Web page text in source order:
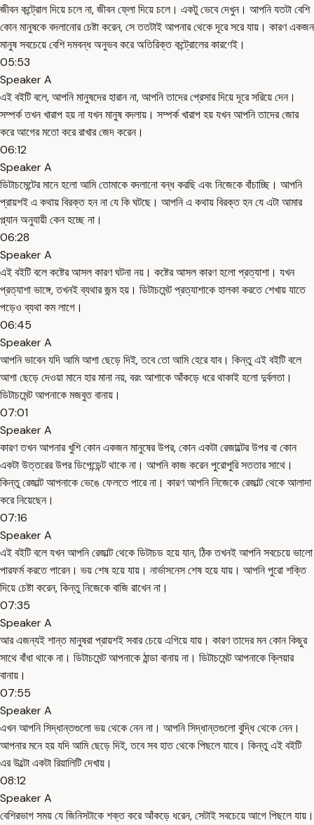
জীবন কন্ট্রোল দিয়ে চলে না, জীবন ফ্লো দিয়ে চলে। একটু ভেবে দেখুন। আপনি যতটা বেশি
কোন মানুষকে বদলানোর চেষ্টা করেন, সে ততটাই আপনার থেকে দূরে সরে যায়। কারণ একজন
মানুষ সবচেয়ে বেশি দমবন্ধ অনুভব করে অতিরিক্ত কন্ট্রোলের কারণেই।
05:53
Speaker A
এই বইটি বলে, আপনি মানুষদের হারান না, আপনি তাদের প্রেসার দিয়ে দূরে সরিয়ে দেন।
সম্পর্ক তখন খারাপ হয় না যখন মানুষ বদলায়। সম্পর্ক খারাপ হয় যখন আপনি তাদের জোর
করে আগের মতো করে রাখার জেদ করেন।
06:12
Speaker A
ডিটাচমেন্টের মানে হলো আমি তোমাকে বদলানো বন্ধ করছি এবং নিজেকে বাঁচাচ্ছি। আপনি
প্রায়শই এ কথায় বিরক্ত হন না যে কি ঘটছে। আপনি এ কথায় বিরক্ত হন যে এটা আমার
প্ল্যান অনুযায়ী কেন হচ্ছে না।
06:28
Speaker A
এই বইটি বলে কষ্টের আসল কারণ ঘটনা নয়। কষ্টের আসল কারণ হলো প্রত্যাশা। যখন
প্রত্যাশা ভাঙ্গে, তখনই ব্যথার জন্ম হয়। ডিটাচমেন্ট প্রত্যাশাকে হালকা করতে শেখায় যাতে
পড়েও ব্যথা কম লাগে।
06:45
Speaker A
আপনি ভাবেন যদি আমি আশা ছেড়ে দিই, তবে তো আমি হেরে যাব। কিন্তু এই বইটি বলে
আশা ছেড়ে দেওয়া মানে হার মানা নয়, বরং আশাকে আঁকড়ে ধরে থাকাই হলো দুর্বলতা।
ডিটাচমেন্ট আপনাকে মজবুত বানায়।
07:01
Speaker A
কারণ তখন আপনার খুশি কোন একজন মানুষের উপর, কোন একটা রেজাল্টের উপর বা কোন
একটা উত্তরের উপর ডিপেন্ডেন্ট থাকে না। আপনি কাজ করেন পুরোপুরি সততার সাথে।
কিন্তু রেজাল্ট আপনাকে ভেঙে ফেলতে পারে না। কারণ আপনি নিজেকে রেজাল্ট থেকে আলাদা
করে নিয়েছেন।
07:16
Speaker A
এই বইটি বলে যখন আপনি রেজাল্ট থেকে ডিটাচড হয়ে যান, ঠিক তখনই আপনি সবচেয়ে ভালো
পারফর্ম করতে পারেন। ভয় শেষ হয়ে যায়। নার্ভাসনেস শেষ হয়ে যায়। আপনি পুরো শক্তি
দিয়ে চেষ্টা করেন, কিন্তু নিজেকে বাজি রাখেন না।
07:35
Speaker A
আর এজন্যই শান্ত মানুষরা প্রায়শই সবার চেয়ে এগিয়ে যায়। কারণ তাদের মন কোন কিছুর
সাথে বাঁধা থাকে না। ডিটাচমেন্ট আপনাকে ঠান্ডা বানায় না। ডিটাচমেন্ট আপনাকে ক্লিয়ার
বানায়।
07:55
Speaker A
এখন আপনি সিদ্ধান্তগুলো ভয় থেকে নেন না। আপনি সিদ্ধান্তগুলো বুদ্ধি থেকে নেন।
আপনার মনে হয় যদি আমি ছেড়ে দিই, তবে সব হাত থেকে পিছলে যাবে। কিন্তু এই বইটি
এর উল্টো একটা রিয়ালিটি দেখায়।
08:12
Speaker A
বেশিরভাগ সময় যে জিনিসটাকে শক্ত করে আঁকড়ে ধরেন, সেটাই সবচেয়ে আগে পিছলে যায়।